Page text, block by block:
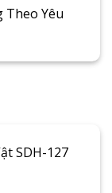
Theo Yêu
SDH-127